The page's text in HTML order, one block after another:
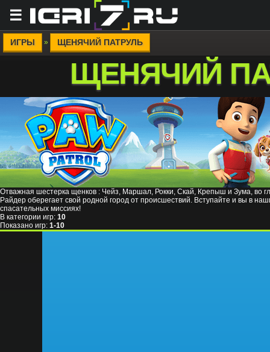
☰
ИГРЫ » ЩЕНЯЧИЙ ПАТРУЛЬ
ЩЕНЯЧИЙ
Отважная шестерка щенков : Чейз, Маршал, Рокки, Скай, Крепыш и Зума, во
Райдер оберегает свой родной город от происшествий. Вступайте и вы в
спасательных миссиях!
В категории игр: 10
Показано игр: 1-10